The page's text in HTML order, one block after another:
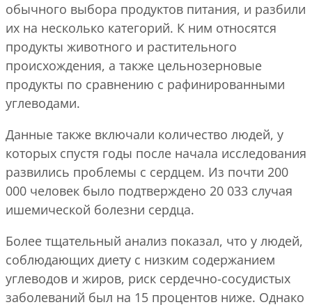
обычного выбора продуктов питания, и разбили
их на несколько категорий. К ним относятся
продукты животного и растительного
происхождения, а также цельнозерновые
продукты по сравнению с рафинированными
углеводами.
Данные также включали количество людей, у
которых спустя годы после начала исследования
развились проблемы с сердцем. Из почти 200
000 человек было подтверждено 20 033 случая
ишемической болезни сердца.
Более тщательный анализ показал, что у людей,
соблюдающих диету с низким содержанием
углеводов и жиров, риск сердечно-сосудистых
заболеваний был на 15 процентов ниже. Однако